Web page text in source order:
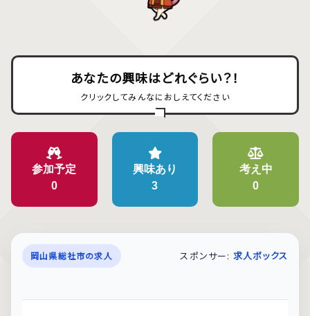
あなたの興味はどれぐらい？！
クリックしてみんなにおしえてください
参加予定
0
興味あり
3
考え中
0
岡山県総社市の求人 スポンサー: 求人ボックス